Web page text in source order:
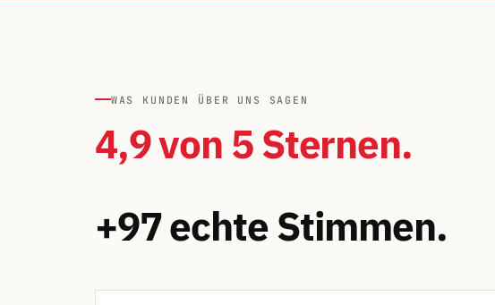
WAS KUNDEN ÜBER UNS SAGEN
4,9 von 5 Sternen.
+97 echte Stimmen.